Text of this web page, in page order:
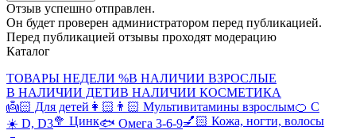
Отзыв успешно отправлен.
Он будет проверен администратором перед публикацией.
Перед публикацией отзывы проходят модерацию
Каталог
ТОВАРЫ НЕДЕЛИ %В НАЛИЧИИ ВЗРОСЛЫЕ
В НАЛИЧИИ ДЕТИВ НАЛИЧИИ КОСМЕТИКА
👼🏻 Для детей 👩🏻👨🏻 Мультивитамины взрослым🍊 С
☀️ D, D3🥦 Цинк🐟 Омега 3-6-9💅🏻 Кожа, ногти, волосы